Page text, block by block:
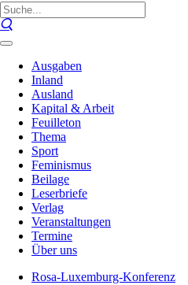
Ausgaben
Inland
Ausland
Kapital & Arbeit
Feuilleton
Thema
Sport
Feminismus
Beilage
Leserbriefe
Verlag
Veranstaltungen
Termine
Über uns
Rosa-Luxemburg-Konferenz